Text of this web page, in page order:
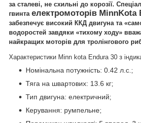
за сталеві, не схильні до корозії.
гвинта електромоторів MinnKota
забезпечує високий ККД двигуна та
водоростей завдяки «тихому ходу»
найкращих моторів для тролінгового
Характеристики Minn kota Endura 30 з
Номінальна потужність: 0.42 л.с.;
Тяга на швартових: 13.6 кг;
Тип двигуна: електричний;
Керування: румпельне;